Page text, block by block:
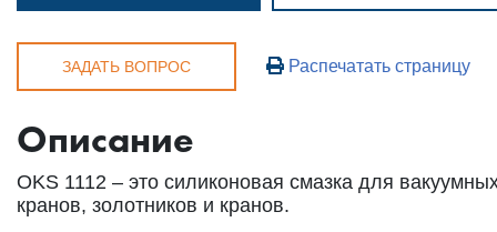
ЗАДАТЬ ВОПРОС Распечатать страницу
Описание
OKS 1112 – это силиконовая смазка для
кранов, золотников и кранов.